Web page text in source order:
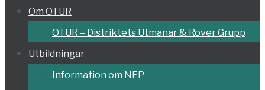
Om OTUR
OTUR – Distriktets Utmanar & Rover Grupp
Utbildningar
Information om NFP